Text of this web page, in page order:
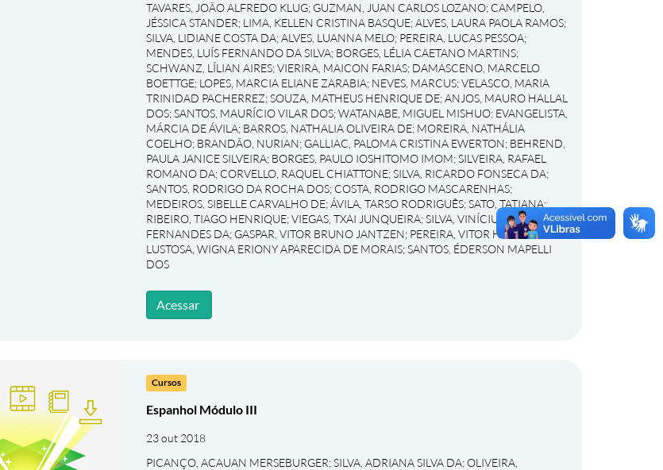
TAVARES, JOÃO ALFREDO KLUG; GUZMAN, JUAN CARLOS LOZANO; CAMPELO,
JÉSSICA STANDER; LIMA, KELLEN CRISTINA BASQUE;ALVES, LAURA PAOLA RAMOS;
SILVA, LIDIANE COSTA DA;ALVES, LUANNA MELO; PEREIRA, LUCAS PESSOA;
MENDES, LUÍS FERNANDO DA SILVA; BORGES, LÉLIA CAETANO MARTINS;
SCHWANZ, LÍLIAN AIRES;VIERIRA, MAICON FARIAS; DAMASCENO, MARCELO
BOETTGE; LOPES, MARCIA ELIANE ZARABIA; NEVES, MARCUS;VELASCO, MARIA
TRINIDAD PACHERREZ;SOUZA, MATHEUS HENRIQUE DE;ANJOS, MAURO HALLAL
DOS;SANTOS, MAURÍCIO VILAR DOS;WATANABE, MIGUEL MISHUO; EVANGELISTA,
MÁRCIA DE ÁVILA; BARROS, NATHALIA OLIVEIRA DE; MOREIRA, NATHÁLIA
COELHO; BRANDÃO, NURIAN; GALLIAC, PALOMA CRISTINA EWERTON; BEHREND,
PAULA JANICE SILVEIRA; BORGES, PAULO IOSHITOMO IMOM;SILVEIRA, RAFAEL
ROMANO DA; CORVELLO, RAQUEL CHIATTONE;SILVA, RICARDO FONSECA DA;
SANTOS, RODRIGO DA ROCHA DOS; COSTA, RODRIGO MASCARENHAS;
MEDEIROS, SIBELLE CARVALHO DE;ÁVILA, TARSO RODRIGUÊS;SATO, TATIANA;
RIBEIRO, TIAGO HENRIQUE;VIEGAS, TXAI JUNQUEIRA;SILVA, VINÍCIUS
FERNANDES DA; GASPAR, VITOR BRUNO JANTZEN; PEREIRA, VITOR HIROSHI;
LUSTOSA, WIGNA ERIONY APARECIDA DE MORAIS;SANTOS, ÉDERSON MAPELLI
DOS
Acessar
Cursos
Espanhol Módulo III
23 out 2018
PICANÇO, ACAUAN MERSEBURGER;SILVA, ADRIANA SILVA DA;OLIVEIRA,